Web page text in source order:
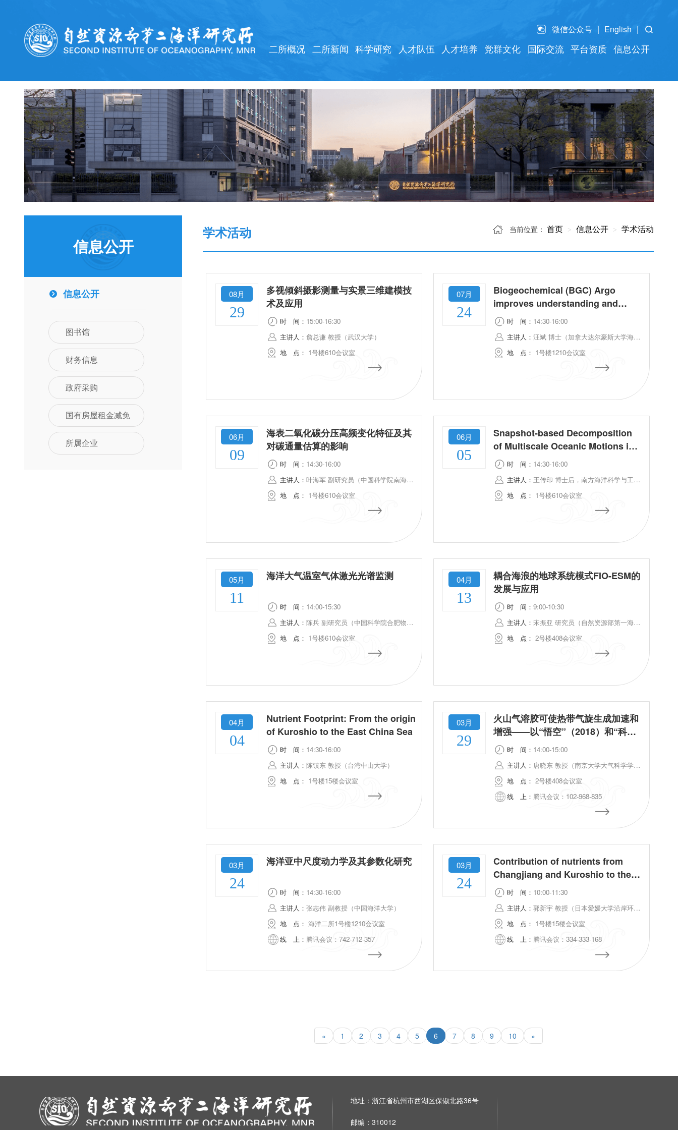
微信公众号 English
二所概况 二所新闻 科学研究 人才队伍 人才培养 党群文化 国际交流 平台资质 信息公开
信息公开
信息公开
图书馆
财务信息
政府采购
国有房屋租金减免
所属企业
学术活动 当前位置： 首页 信息公开 学术活动
08月
29
多视倾斜摄影测量与实景三维建模技
术及应用
时 间： 15:00-16:30
主讲人： 詹总谦 教授（武汉大学）
地
点： 1号楼610会议室
07月
24
Biogeochemical (BGC) Argo
improves understanding and
quantification of the ocean’s
biological carbon pump
时 间： 14:30-16:00
主讲人：汪斌 博士（加拿大达尔豪斯大学海洋系）
地
点： 1号楼1210会议室
06月
09
海表二氧化碳分压高频变化特征及其
对碳通量估算的影响
时 间： 14:30-16:00
主讲人： 叶海军 副研究员（中国科学院南海海洋研究所）
地
点： 1号楼610会议室
06月
05
Snapshot-based Decomposition
of Multiscale Oceanic Motions in
Anticipation of Upcoming Wide-
Swath Satellite Missions
时 间： 14:30-16:00
主讲人： 王传印 博士后，南方海洋科学与工程广东省实验室（珠海）
地
点： 1号楼610会议室
05月
11
海洋大气温室气体激光光谱监测
时 间： 14:00-15:30
主讲人： 陈兵 副研究员（中国科学院合肥物质科学研究院）
地
点： 1号楼610会议室
04月
13
耦合海浪的地球系统模式FIO-ESM的
发展与应用
时 间：9:00-10:30
主讲人：宋振亚 研究员（自然资源部第一海洋研究所）
地
点： 2号楼408会议室
04月
04
Nutrient Footprint: From the origin
of Kuroshio to the East China Sea
时 间： 14:30-16:00
主讲人： 陈镇东 教授（台湾中山大学）
地
点： 1号楼15楼会议室
03月
29
火山气溶胶可使热带气旋生成加速和
增强——以“悟空”（2018）和“科
迪”（2022）为例
时 间： 14:00-15:00
主讲人： 唐晓东 教授（南京大学大气科学学院）
地
点： 2号楼408会议室
线
上： 腾讯会议：102-968-835
03月
24
海洋亚中尺度动力学及其参数化研究
时 间： 14:30-16:00
主讲人： 张志伟 副教授（中国海洋大学）
地
点： 海洋二所1号楼1210会议室
线
上： 腾讯会议：742-712-357
03月
24
Contribution of nutrients from
Changjiang and Kuroshio to the
export production from the East
China Sea
时 间： 10:00-11:30
主讲人：郭新宇 教授（日本爱媛大学沿岸环境科学研究中心）
地
点： 1号楼15楼会议室
线
上： 腾讯会议：334-333-168
« 1 2 3 4 5 6 7 8 9 10 »
地址：浙江省杭州市西湖区保俶北路36号
邮编：310012